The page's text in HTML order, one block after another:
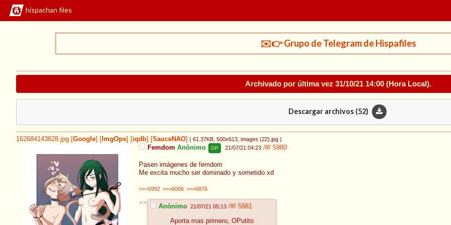
hispachan files
✉️👉 Grupo de Telegram de Hispafiles
Archivado por última vez 31/10/21 14:00 (Hora Local).
Descargar archivos (52)
162684143828.jpg Google ImgOps iqdb SauceNAO ( 61.37KB , 500x613 , images (22).jpg )
Femdom Anónimo OP 21/07/21 04:23 /#/ 5980
Pasen imágenes de femdom
Me excita mucho ser dominado y sometido xd
>>>5992 >>>6006 >>>6876
>> Anónimo 21/07/21 05:13 /#/ 5981
Aporta mas primero, OPutito